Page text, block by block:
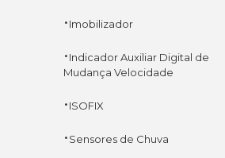
·Imobilizador
·Indicador Auxiliar Digital de
Mudança Velocidade
·ISOFIX
·Sensores de Chuva